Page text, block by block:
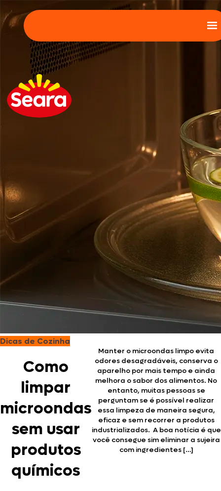
Dicas de Cozinha
Como
limpar
microondas
sem usar
produtos
químicos
Manter o microondas limpo evita
odores desagradáveis, conserva o
aparelho por mais tempo e ainda
melhora o sabor dos alimentos. No
entanto, muitas pessoas se
perguntam se é possível realizar
essa limpeza de maneira segura,
eficaz e sem recorrer a produtos
industrializados. A boa notícia é que
você consegue sim eliminar a sujeira
com ingredientes […]